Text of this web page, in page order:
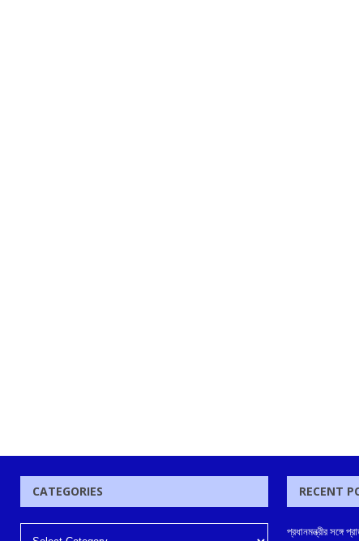
CATEGORIES RECENT
প্রধানমন্ত্রীর সঙ্গে